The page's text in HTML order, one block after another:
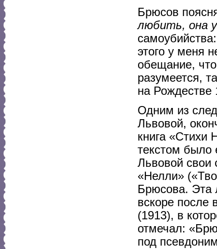
Брюсов
любить, она
этого у меня
обещание,
разумеется,
на Рождестве
Одним из
Львовой,
книга
текстом было
Львовой свои
«Нелли»
Брюсова. Эта
вскоре после
(1913), в
отмечал:
под